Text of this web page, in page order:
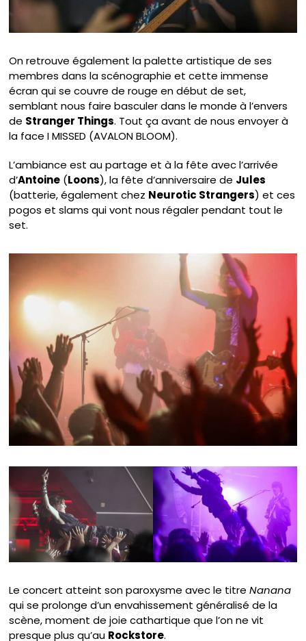
On retrouve également la palette artistique de ses
membres dans la scénographie et cette immense
écran qui se couvre de rouge en début de set,
semblant nous faire basculer dans le monde à l’envers
de Stranger Things. Tout ça avant de nous envoyer à
la face I MISSED (AVALON BLOOM).
L’ambiance est au partage et à la fête avec l’arrivée
d’Antoine (Loons), la fête d’anniversaire de Jules
(batterie, également chez Neurotic Strangers) et ces
pogos et slams qui vont nous régaler pendant tout le
set.
Le concert atteint son paroxysme avec le titreNanana
qui se prolonge d’un envahissement généralisé de la
scène, moment de joie cathartique que l’on ne vit
presque plus qu’au Rockstore.